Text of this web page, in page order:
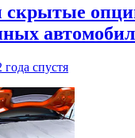
скрытые
года спустя